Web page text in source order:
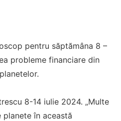
pentru săptămâna 8 –
probleme financiare din
8-14 iulie 2024. „Multe
în această